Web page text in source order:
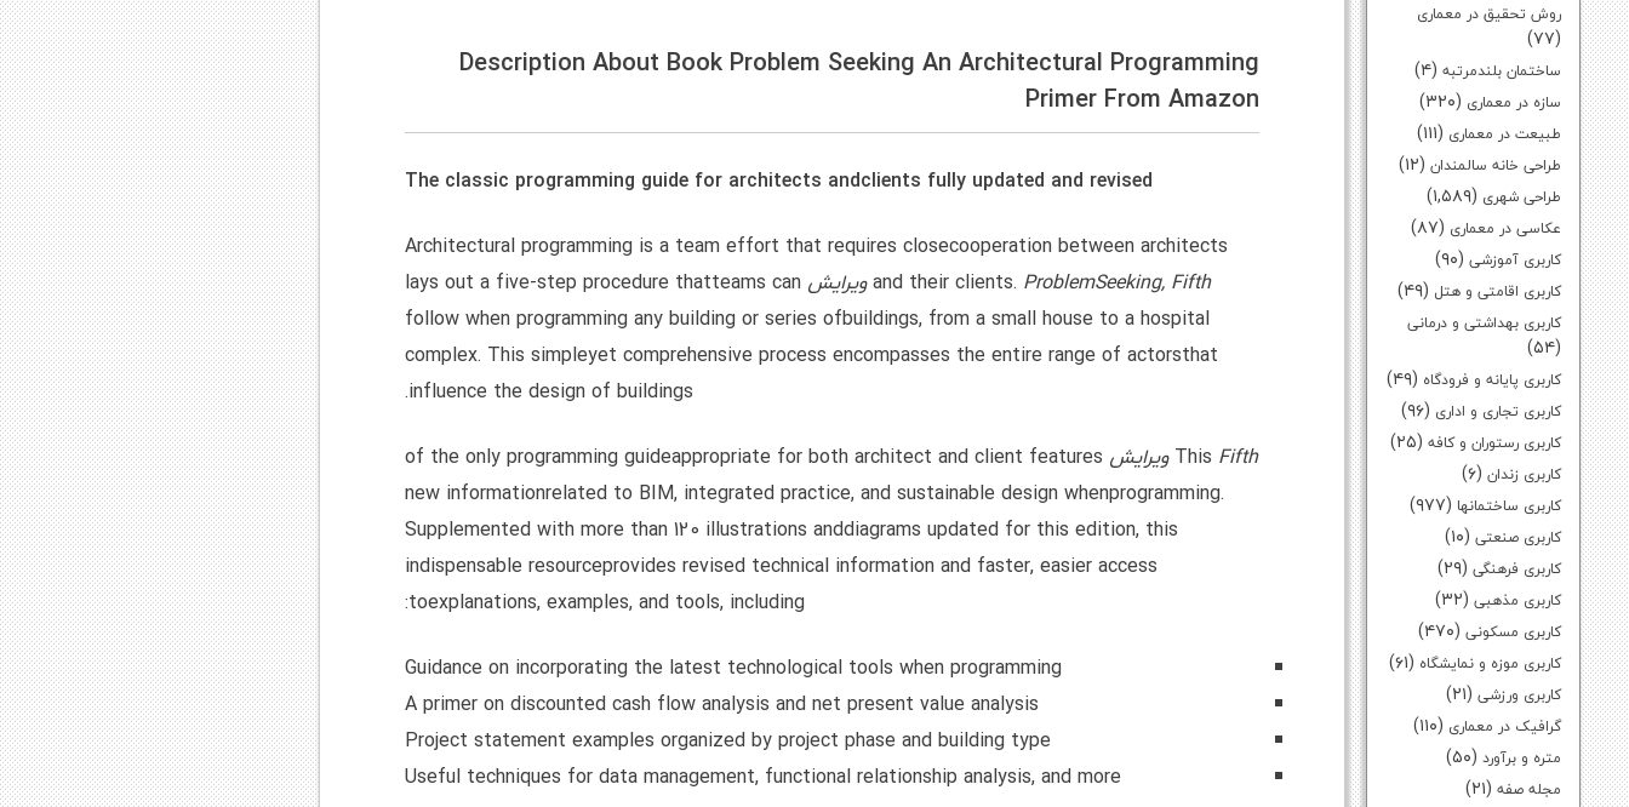
روش تحقیق در معماری
(۷۷)
ساختمان بلندمرتبه (۴)
سازه در معماری (۳۲۰)
طبیعت در معماری (۱۱۱)
طراحی خانه سالمندان (۱۲)
طراحی شهری (۱,۵۸۹)
عکاسی در معماری (۸۷)
کاربری آموزشی (۹۰)
کاربری اقامتی و هتل (۴۹)
کاربری بهداشتی و درمانی
(۵۴)
کاربری پایانه و فرودگاه (۴۹)
کاربری تجاری و اداری (۹۶)
کاربری رستوران و کافه (۲۵)
کاربری زندان (۶)
کاربری ساختمانها (۹۷۷)
کاربری صنعتی (۱۰)
کاربری فرهنگی (۲۹)
کاربری مذهبی (۳۲)
کاربری مسکونی (۴۷۰)
کاربری موزه و نمایشگاه (۶۱)
کاربری ورزشی (۲۱)
گرافیک در معماری (۱۱۰)
متره و برآورد (۵۰)
مجله صفه (۲۱)
Description About Book Problem Seeking An Architectural Programming
Primer From Amazon
The classic programming guide for architects andclients fully updated and revised
Architectural programming is a team effort that requires closecooperation between architects
and their clients. ProblemSeeking, Fifth ویرایش
lays out a five-step procedure thatteams can
follow when programming any building or series ofbuildings, from a small house to a hospital
complex. This simpleyet comprehensive process encompasses the entire range of actorsthat
influence the design of buildings.
This Fifth ویرایش
of the only programming guideappropriate for both architect and client features
new informationrelated to BIM, integrated practice, and sustainable design whenprogramming.
Supplemented with more than 120 illustrations anddiagrams updated for this edition, this
indispensable resourceprovides revised technical information and faster, easier access
toexplanations, examples, and tools, including:
Guidance on incorporating the latest technological tools when programming
A primer on discounted cash flow analysis and net present value analysis
Project statement examples organized by project phase and building type
Useful techniques for data management, functional relationship analysis, and more